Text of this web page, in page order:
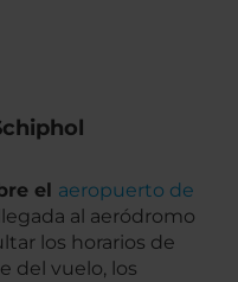
el aeropuerto de
al aeródromo
los horarios de
del vuelo, los